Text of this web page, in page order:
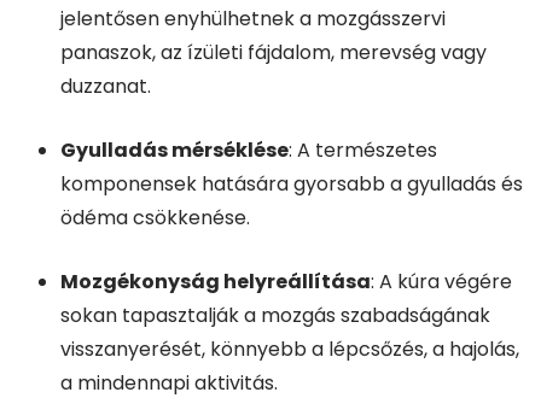
jelentősen enyhülhetnek a mozgásszervi
panaszok, az ízületi fájdalom, merevség vagy
duzzanat.
Gyulladás mérséklése: A természetes
komponensek hatására gyorsabb a gyulladás és
ödéma csökkenése.
Mozgékonyság helyreállítása: A kúra végére
sokan tapasztalják a mozgás szabadságának
visszanyerését, könnyebb a lépcsőzés, a hajolás,
a mindennapi aktivitás.